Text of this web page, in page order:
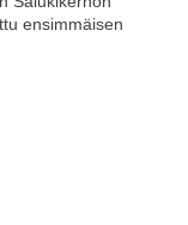
ensimmäisen